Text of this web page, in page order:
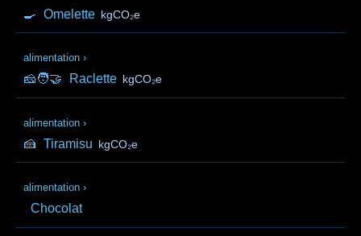
🍳 Omelette kgCO₂e
alimentation ›
🧀🧑‍🤝‍ Raclette kgCO₂e
alimentation ›
🍰 Tiramisu kgCO₂e
alimentation ›
Chocolat